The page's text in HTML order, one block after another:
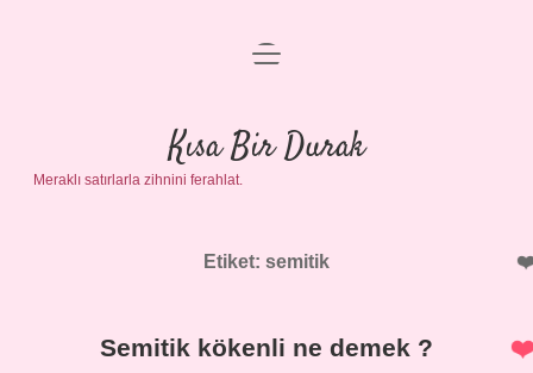
Anasayfa
Gizlilik Politikası
Yasal Uyarı
menüyü
Kısa Bir Durak
Meraklı satırlarla zihnini ferahlat.
Etiket: semitik
Semitik kökenli ne demek ?